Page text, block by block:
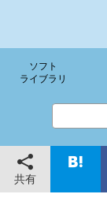
ソフト
ライブラリ
共有